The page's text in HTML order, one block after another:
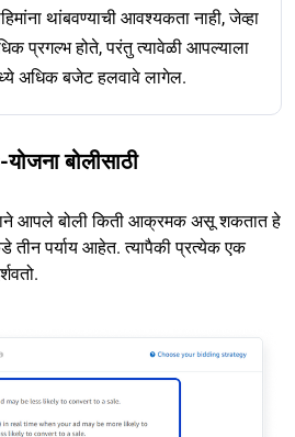
थांबवण्याची आवश्यकता नाही, जेव्हा
प्रगल्भ होते, परंतु त्यावेळी आपल्याला
अधिक बजेट हलवावे लागेल.
बोलीसाठी
आपले बोली किती आक्रमक असू शकतात हे
पर्याय आहेत. त्यापैकी प्रत्येक एक